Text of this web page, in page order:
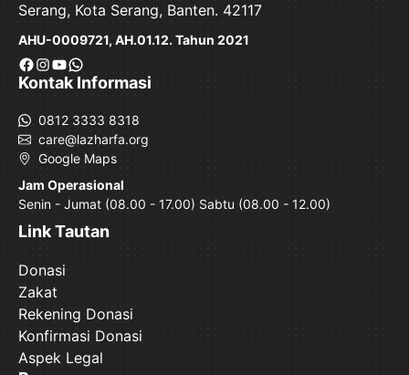
Serang, Kota Serang, Banten. 42117
AHU-0009721, AH.01.12. Tahun 2021
Facebook
Instagram
YouTube
WhatsApp
Kontak Informasi
0812 3333 8318
care@lazharfa.org
Google Maps
Jam Operasional
Senin - Jumat (08.00 - 17.00) Sabtu (08.00 - 12.00)
Link Tautan
Donasi
Zakat
Rekening Donasi
Konfirmasi Donasi
Aspek Legal